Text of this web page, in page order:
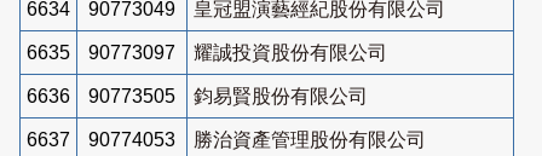
6634 90773049 皇冠盟演藝經紀股份有限公司
6635 90773097 耀誠投資股份有限公司
6636 90773505 鈞易賢股份有限公司
6637 90774053 勝治資產管理股份有限公司